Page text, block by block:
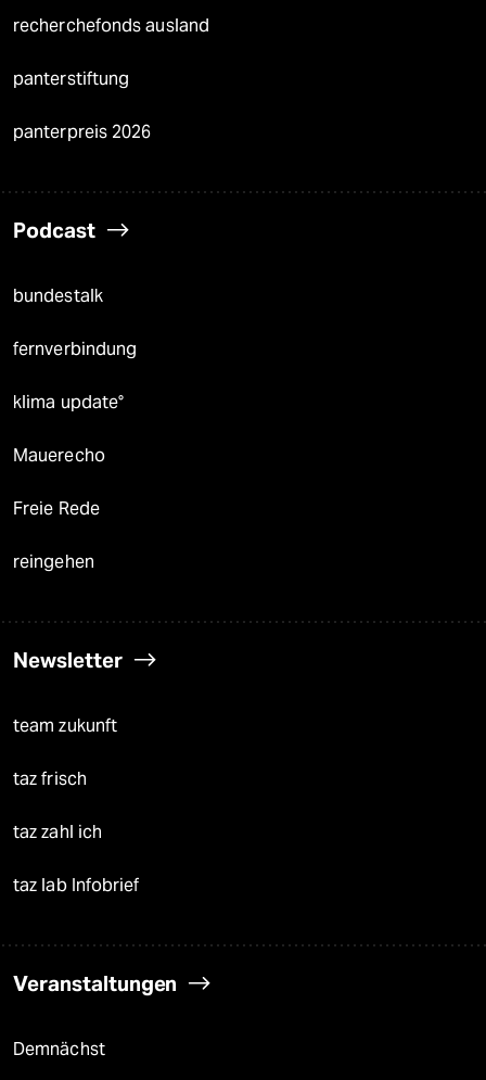
recherchefonds ausland
panterstiftung
panterpreis 2026
Podcast
bundestalk
fernverbindung
klima update°
Mauerecho
Freie Rede
reingehen
Newsletter
team zukunft
taz frisch
taz zahl ich
taz lab Infobrief
Veranstaltungen
Demnächst